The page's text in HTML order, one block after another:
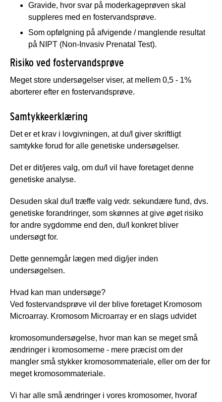
Gravide, hvor svar på moderkageprøven skal
suppleres med en fostervandsprøve.
Som opfølgning på afvigende / manglende resultat
på NIPT (Non-Invasiv Prenatal Test).
Risiko ved fostervandsprøve
Meget store undersøgelser viser, at mellem 0,5 - 1%
aborterer efter en fostervandsprøve.
Samtykkeerklæring
Det er et krav i lovgivningen, at du/I giver skriftligt
samtykke forud for alle genetiske undersøgelser.
Det er dit/jeres valg, om du/I vil have foretaget denne
genetiske analyse.
Desuden skal du/I træffe valg vedr. sekundære fund, dvs.
genetiske forandringer, som skønnes at give øget risiko
for andre sygdomme end den, du/I konkret bliver
undersøgt for.
Dette gennemgår lægen med dig/jer inden
undersøgelsen.
Hvad kan man undersøge?
Ved fostervandsprøve vil der blive foretaget Kromosom
Microarray. Kromosom Microarray er en slags udvidet
kromosomundersøgelse, hvor man kan se meget små
ændringer i kromosomerne - mere præcist om der
mangler små stykker kromosommateriale, eller om der for
meget kromosommateriale.
Vi har alle små ændringer i vores kromosomer, hvoraf